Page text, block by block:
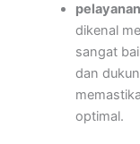
dikenal
sangat
dan
optimal.